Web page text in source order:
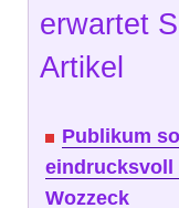
erwartet
Artikel
Publikum
eindrucksvoll
Wozzeck